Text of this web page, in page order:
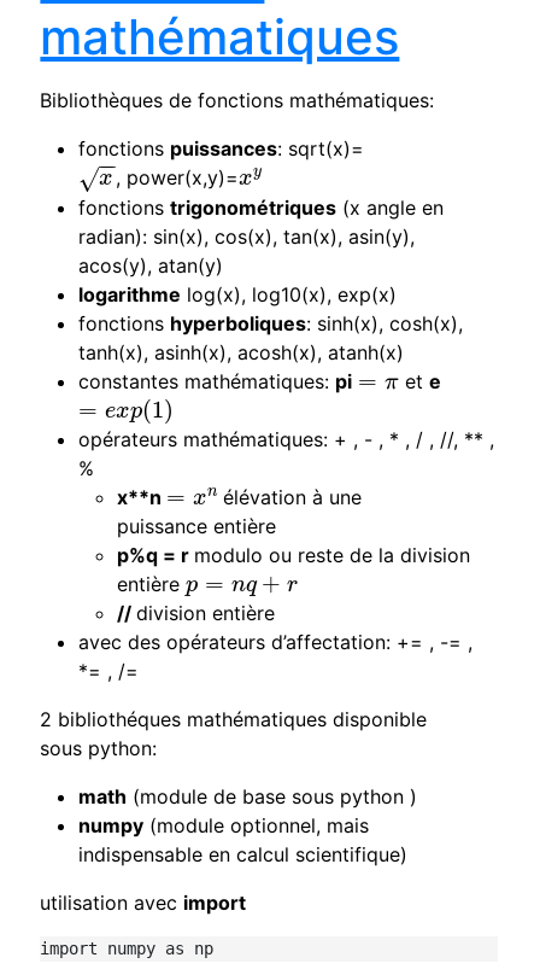
mathématiques
Bibliothèques de fonctions mathématiques:
fonctions puissances: sqrt(x)=
x
−
−
√
x , power(x,y)=xy
xy
fonctionstrigonométriques (x angle en
radian): sin(x), cos(x), tan(x), asin(y),
acos(y), atan(y)
logarithme log(x), log10(x), exp(x)
fonctions hyperboliques: sinh(x), cosh(x),
tanh(x), asinh(x), acosh(x), atanh(x)
constantes mathématiques: pi = π
=π et e
= exp(1)
=e xp(1)
opérateurs mathématiques: + , - , * , / , //, ** ,
%
x**n = xn
=x n
élévation à une
puissance entière
p%q = r modulo ou reste de la division
entièrep = nq + r
p =nq+r
//division entière
avec des opérateurs d’affectation: += , -= ,
*= , /=
2 bibliothéques mathématiques disponible
sous python:
math (module de base sous python )
numpy (module optionnel, mais
indispensable en calcul scientifique)
utilisation avec import
import numpy as np